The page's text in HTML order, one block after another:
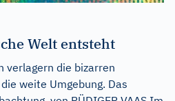
Welt entsteht
verlagern die bizarren
weite Umgebung. Das